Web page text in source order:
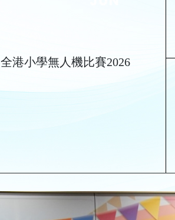
全港小學無人機比賽2026